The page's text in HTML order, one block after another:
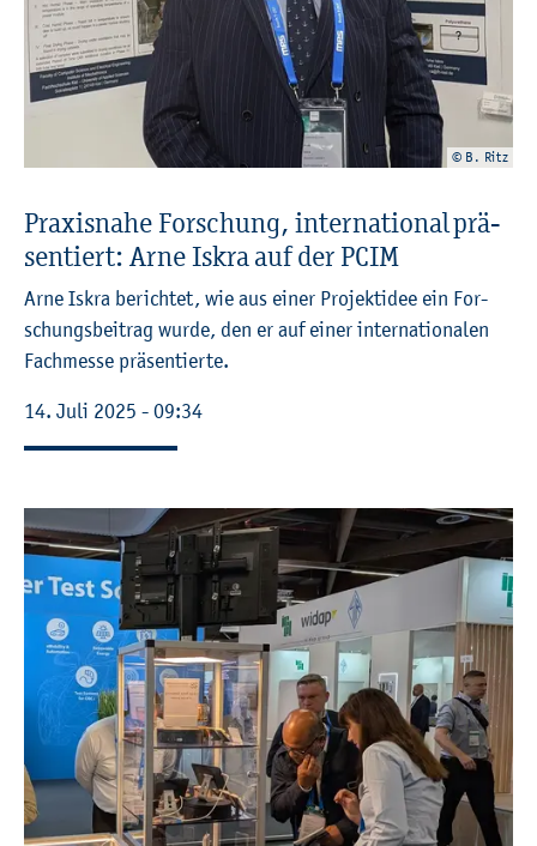
© B. Ritz
Pra­xis­na­he For­schung, in­ter­na­tio­nal prä­
sen­tiert: Arne Iskra auf der PCIM
Arne Iskra be­rich­tet, wie aus einer Pro­jekt­idee ein For­
schungs­bei­trag wurde, den er auf einer in­ter­na­tio­na­len
Fach­mes­se prä­sen­tier­te.
14. Juli 2025 - 09:34